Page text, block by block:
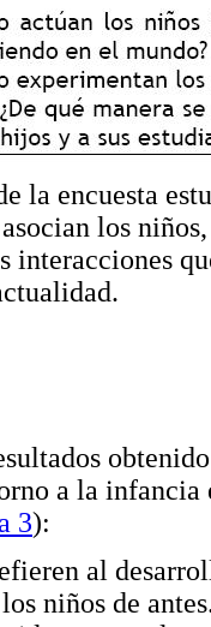
la encuesta
los
interacciones
a la infancia
3):
al
niños de